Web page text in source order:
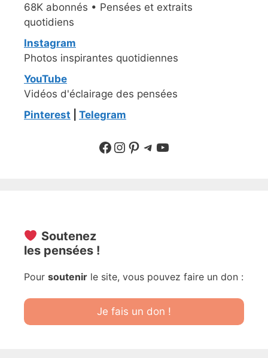
68K abonnés • Pensées et extraits
quotidiens
Instagram
Photos inspirantes quotidiennes
YouTube
Vidéos d'éclairage des pensées
Pinterest
Telegram
Suivre sur Facebook
Suivre sur Instagram
Pinterest
Sur Telegram
YouTube
Soutenez
les pensées !
Pour soutenir le site, vous pouvez faire un don :
Je fais un don !